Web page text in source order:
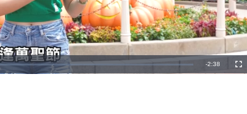
剩
-2:38
全
螢